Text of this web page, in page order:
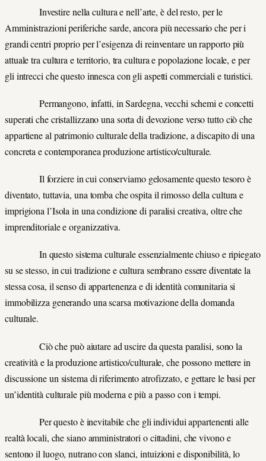
Investire nella cultura e nell’arte, è del resto, per le
Amministrazioni periferiche sarde, ancora più necessario che per i
grandi centri proprio per l’esigenza di reinventare un rapporto più
attuale tra cultura e territorio, tra cultura e popolazione locale, e per
gli intrecci che questo innesca con gli aspetti commerciali e turistici.
Permangono, infatti, in Sardegna, vecchi schemi e concetti
superati che cristallizzano una sorta di devozione verso tutto ciò che
appartiene al patrimonio culturale della tradizione, a discapito di una
concreta e contemporanea produzione artistico/culturale.
Il forziere in cui conserviamo gelosamente questo tesoro è
diventato, tuttavia, una tomba che ospita il rimosso della cultura e
imprigiona l’Isola in una condizione di paralisi creativa, oltre che
imprenditoriale e organizzativa.
In questo sistema culturale essenzialmente chiuso e ripiegato
su se stesso, in cui tradizione e cultura sembrano essere diventate la
stessa cosa, il senso di appartenenza e di identità comunitaria si
immobilizza generando una scarsa motivazione della domanda
culturale.
Ciò che può aiutare ad uscire da questa paralisi, sono la
creatività e la produzione artistico/culturale, che possono mettere in
discussione un sistema di riferimento atrofizzato, e gettare le basi per
un’identità culturale più moderna e più a passo con i tempi.
Per questo è inevitabile che gli individui appartenenti alle
realtà locali, che siano amministratori o cittadini, che vivono e
sentono il luogo, nutrano con slanci, intuizioni e disponibilità, lo